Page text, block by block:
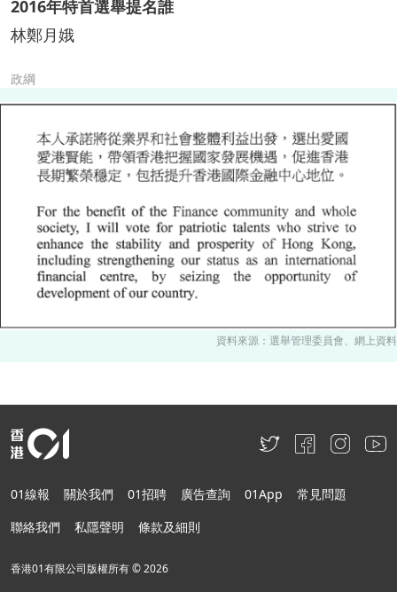
2016年特首選舉提名誰
林鄭月娥
政綱
資料來源：選舉管理委員會、網上資料
01線報 關於我們 01招聘 廣告查詢 01App
常見問題
聯絡我們
私隱聲明 條款及細則
香港01有限公司版權所有 ©2026